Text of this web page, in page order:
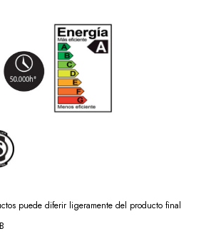
puede diferir ligeramente del producto final